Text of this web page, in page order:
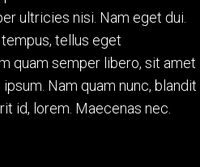
ultricies nisi. Nam eget dui.
tellus eget
quam semper libero, sit amet
Nam quam nunc, blandit
id, lorem. Maecenas nec.